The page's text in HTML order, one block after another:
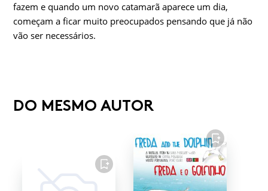
fazem e quando um novo catamarã aparece um dia,
começam a ficar muito preocupados pensando que já não
vão ser necessários.
DO MESMO AUTOR
FAVORITO
FAVORITO